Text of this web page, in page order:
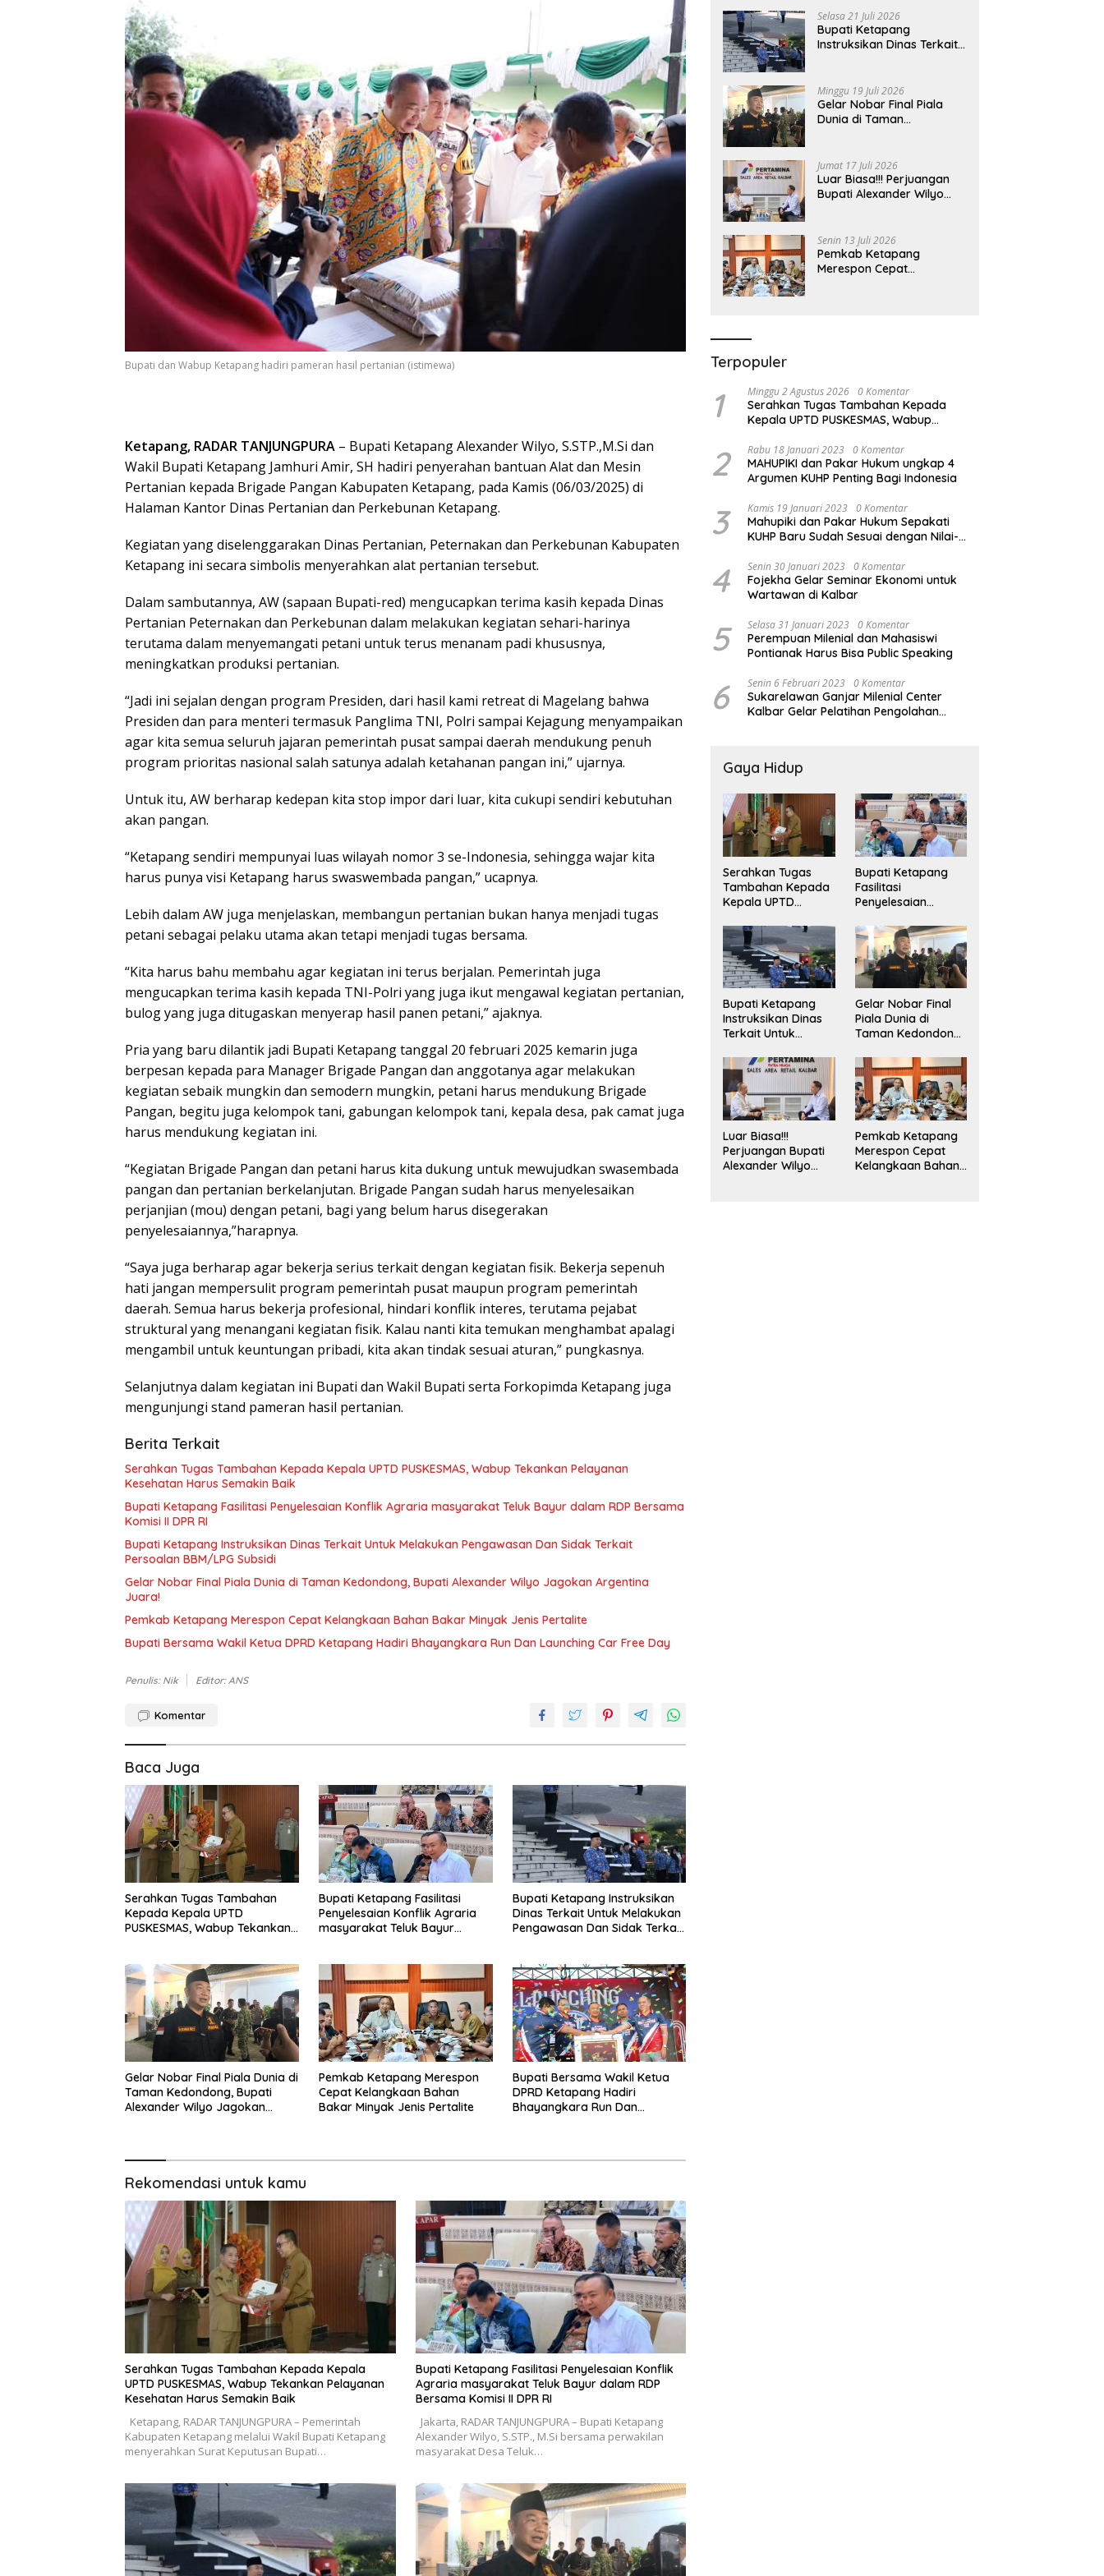
Bupati dan Wabup Ketapang hadiri pameran hasil pertanian (istimewa)
Ketapang, RADAR TANJUNGPURA – Bupati Ketapang Alexander Wilyo, S.STP.,M.Si dan
Wakil Bupati Ketapang Jamhuri Amir, SH hadiri penyerahan bantuan Alat dan Mesin
Pertanian kepada Brigade Pangan Kabupaten Ketapang, pada Kamis (06/03/2025) di
Halaman Kantor Dinas Pertanian dan Perkebunan Ketapang.
Kegiatan yang diselenggarakan Dinas Pertanian, Peternakan dan Perkebunan Kabupaten
Ketapang ini secara simbolis menyerahkan alat pertanian tersebut.
Dalam sambutannya, AW (sapaan Bupati-red) mengucapkan terima kasih kepada Dinas
Pertanian Peternakan dan Perkebunan dalam melakukan kegiatan sehari-harinya
terutama dalam menyemangati petani untuk terus menanam padi khususnya,
meningkatkan produksi pertanian.
“Jadi ini sejalan dengan program Presiden, dari hasil kami retreat di Magelang bahwa
Presiden dan para menteri termasuk Panglima TNI, Polri sampai Kejagung menyampaikan
agar kita semua seluruh jajaran pemerintah pusat sampai daerah mendukung penuh
program prioritas nasional salah satunya adalah ketahanan pangan ini,” ujarnya.
Untuk itu, AW berharap kedepan kita stop impor dari luar, kita cukupi sendiri kebutuhan
akan pangan.
“Ketapang sendiri mempunyai luas wilayah nomor 3 se-Indonesia, sehingga wajar kita
harus punya visi Ketapang harus swaswembada pangan,” ucapnya.
Lebih dalam AW juga menjelaskan, membangun pertanian bukan hanya menjadi tugas
petani sebagai pelaku utama akan tetapi menjadi tugas bersama.
“Kita harus bahu membahu agar kegiatan ini terus berjalan. Pemerintah juga
mengucapkan terima kasih kepada TNI-Polri yang juga ikut mengawal kegiatan pertanian,
bulog yang juga ditugaskan menyerap hasil panen petani,” ajaknya.
Pria yang baru dilantik jadi Bupati Ketapang tanggal 20 februari 2025 kemarin juga
berpesan kepada para Manager Brigade Pangan dan anggotanya agar melakukan
kegiatan sebaik mungkin dan semodern mungkin, petani harus mendukung Brigade
Pangan, begitu juga kelompok tani, gabungan kelompok tani, kepala desa, pak camat juga
harus mendukung kegiatan ini.
“Kegiatan Brigade Pangan dan petani harus kita dukung untuk mewujudkan swasembada
pangan dan pertanian berkelanjutan. Brigade Pangan sudah harus menyelesaikan
perjanjian (mou) dengan petani, bagi yang belum harus disegerakan
penyelesaiannya,”harapnya.
“Saya juga berharap agar bekerja serius terkait dengan kegiatan fisik. Bekerja sepenuh
hati jangan mempersulit program pemerintah pusat maupun program pemerintah
daerah. Semua harus bekerja profesional, hindari konflik interes, terutama pejabat
struktural yang menangani kegiatan fisik. Kalau nanti kita temukan menghambat apalagi
mengambil untuk keuntungan pribadi, kita akan tindak sesuai aturan,” pungkasnya.
Selanjutnya dalam kegiatan ini Bupati dan Wakil Bupati serta Forkopimda Ketapang juga
mengunjungi stand pameran hasil pertanian.
Berita Terkait
Serahkan Tugas Tambahan Kepada Kepala UPTD PUSKESMAS, Wabup Tekankan Pelayanan
Kesehatan Harus Semakin Baik
Bupati Ketapang Fasilitasi Penyelesaian Konflik Agraria masyarakat Teluk Bayur dalam RDP Bersama
Komisi II DPR RI
Bupati Ketapang Instruksikan Dinas Terkait Untuk Melakukan Pengawasan Dan Sidak Terkait
Persoalan BBM/LPG Subsidi
Gelar Nobar Final Piala Dunia di Taman Kedondong, Bupati Alexander Wilyo Jagokan Argentina
Juara!
Pemkab Ketapang Merespon Cepat Kelangkaan Bahan Bakar Minyak Jenis Pertalite
Bupati Bersama Wakil Ketua DPRD Ketapang Hadiri Bhayangkara Run Dan Launching Car Free Day
Penulis: Nik Editor: ANS
Komentar
Baca Juga
Serahkan Tugas Tambahan
Kepada Kepala UPTD
PUSKESMAS, Wabup Tekankan
Bupati Ketapang Fasilitasi
Penyelesaian Konflik Agraria
masyarakat Teluk Bayur
Bupati Ketapang Instruksikan
Dinas Terkait Untuk Melakukan
Pengawasan Dan Sidak Terkait
Gelar Nobar Final Piala Dunia di
Taman Kedondong, Bupati
Alexander Wilyo Jagokan
Pemkab Ketapang Merespon
Cepat Kelangkaan Bahan
Bakar Minyak Jenis Pertalite
Bupati Bersama Wakil Ketua
DPRD Ketapang Hadiri
Bhayangkara Run Dan
Rekomendasi untuk kamu
Serahkan Tugas Tambahan Kepada Kepala
UPTD PUSKESMAS, Wabup Tekankan Pelayanan
Kesehatan Harus Semakin Baik
Ketapang, RADAR TANJUNGPURA – Pemerintah
Kabupaten Ketapang melalui Wakil Bupati Ketapang
menyerahkan Surat Keputusan Bupati…
Bupati Ketapang Fasilitasi Penyelesaian Konflik
Agraria masyarakat Teluk Bayur dalam RDP
Bersama Komisi II DPR RI
Jakarta, RADAR TANJUNGPURA – Bupati Ketapang
Alexander Wilyo, S.STP., M.Si bersama perwakilan
masyarakat Desa Teluk…
Bersama Komisi II DPR RI
Selasa 21 Juli 2026
Bupati Ketapang
Instruksikan Dinas Terkait
Terkait Persoalan
BBM/LPG Subsidi
Minggu 19 Juli 2026
Gelar Nobar Final Piala
Dunia di Taman
Argentina Juara!
Jumat 17 Juli 2026
Luar Biasa!!! Perjuangan
Bupati Alexander Wilyo
Diseluruh Wilayahnya
Senin 13 Juli 2026
Pemkab Ketapang
Merespon Cepat
Terpopuler
1 Minggu 2 Agustus 2026 0 Komentar
Serahkan Tugas Tambahan Kepada
Kepala UPTD PUSKESMAS, Wabup
Semakin Baik
2 Rabu 18 Januari 2023 0 Komentar
MAHUPIKI dan Pakar Hukum ungkap 4
Argumen KUHP Penting Bagi Indonesia
3 Kamis 19 Januari 2023 0 Komentar
Mahupiki dan Pakar Hukum Sepakati
KUHP Baru Sudah Sesuai dengan Nilai-
4 Senin 30 Januari 2023 0 Komentar
Fojekha Gelar Seminar Ekonomi untuk
Wartawan di Kalbar
5 Selasa 31 Januari 2023 0 Komentar
Perempuan Milenial dan Mahasiswi
Pontianak Harus Bisa Public Speaking
6 Senin 6 Februari 2023 0 Komentar
Sukarelawan Ganjar Milenial Center
Kalbar Gelar Pelatihan Pengolahan
Gaya Hidup
Serahkan Tugas
Tambahan Kepada
Kepala UPTD
Tekankan
Pelayanan
Kesehatan Harus
Semakin Baik
Bupati Ketapang
Fasilitasi
Penyelesaian
masyarakat Teluk
Bayur dalam RDP
Bersama Komisi II
DPR RI
Bupati Ketapang
Instruksikan Dinas
Terkait Untuk
Pengawasan Dan
Sidak Terkait
Persoalan BBM/LPG
Subsidi
Gelar Nobar Final
Piala Dunia di
Taman Kedondong,
Wilyo Jagokan
Argentina Juara!
Luar Biasa!!!
Perjuangan Bupati
Alexander Wilyo
Pemkab Ketapang
Merespon Cepat
Kelangkaan Bahan